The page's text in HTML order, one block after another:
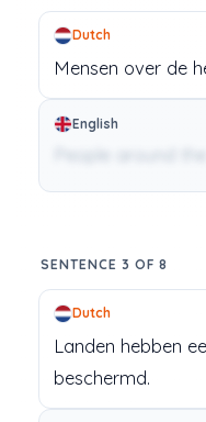
Dutch
Mensen over de
English
SENTENCE 3 OF 8
Dutch
Landen hebben
beschermd.